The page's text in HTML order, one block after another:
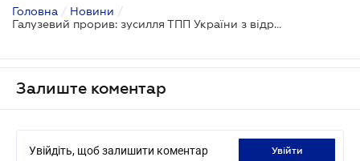
Головна / Новини /
Галузевий прорив: зусилля ТПП України з відродження виноробної галузі відзначили GR-премією
Залиште коментар
Увійдіть, щоб залишити коментар увійти